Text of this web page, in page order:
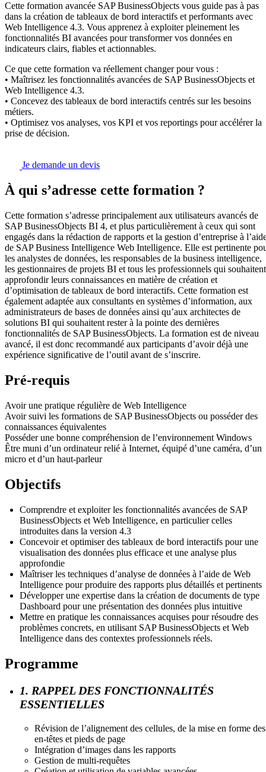
Cette formation avancée SAP BusinessObjects vous guide pas à pas
dans la création de tableaux de bord interactifs et performants avec
Web Intelligence 4.3. Vous apprenez à exploiter pleinement les
fonctionnalités BI avancées pour transformer vos données en
indicateurs clairs, fiables et actionnables.
Ce que cette formation va réellement changer pour vous :
• Maîtrisez les fonctionnalités avancées de SAP BusinessObjects et
Web Intelligence 4.3.
• Concevez des tableaux de bord interactifs centrés sur les besoins
métiers.
• Optimisez vos analyses, vos KPI et vos reportings pour accélérer la
prise de décision.
Je demande un devis
À qui s’adresse cette formation ?
Cette formation s’adresse principalement aux utilisateurs avancés de
SAP BusinessObjects BI 4, et plus particulièrement à ceux qui sont
engagés dans la rédaction de rapports et la gestion d’entreprise à
de SAP Business Intelligence Web Intelligence. Elle est pertinente
les analystes de données, les responsables de la business intelligence,
les gestionnaires de projets BI et tous les professionnels qui souhaitent
approfondir leurs connaissances en matière de création et
d’optimisation de tableaux de bord interactifs. Cette formation est
également adaptée aux consultants en systèmes d’information, aux
administrateurs de bases de données ainsi qu’aux architectes de
solutions BI qui souhaitent rester à la pointe des dernières
fonctionnalités de SAP BusinessObjects. La formation est de niveau
avancé, il est donc recommandé aux participants d’avoir déjà une
expérience significative de l’outil avant de s’inscrire.
Pré-requis
Avoir une pratique régulière de Web Intelligence
Avoir suivi les formations de SAP BusinessObjects ou posséder des
connaissances équivalentes
Posséder une bonne compréhension de l’environnement Windows
Être muni d’un ordinateur relié à Internet, équipé d’une caméra, d’un
micro et d’un haut-parleur
Objectifs
Comprendre et exploiter les fonctionnalités avancées de SAP
BusinessObjects et Web Intelligence, en particulier celles
introduites dans la version 4.3
Concevoir et optimiser des tableaux de bord interactifs pour une
visualisation des données plus efficace et une analyse plus
approfondie
Maîtriser les techniques d’analyse de données à l’aide de Web
Intelligence pour produire des rapports plus détaillés et pertinents
Développer une expertise dans la création de documents de type
Dashboard pour une présentation des données plus intuitive
Mettre en pratique les connaissances acquises pour résoudre des
problèmes concrets, en utilisant SAP BusinessObjects et Web
Intelligence dans des contextes professionnels réels.
Programme
1. RAPPEL DES FONCTIONNALITÉS
ESSENTIELLES
Révision de l’alignement des cellules, de la mise en forme des
en-têtes et pieds de page
Intégration d’images dans les rapports
Gestion de multi-requêtes